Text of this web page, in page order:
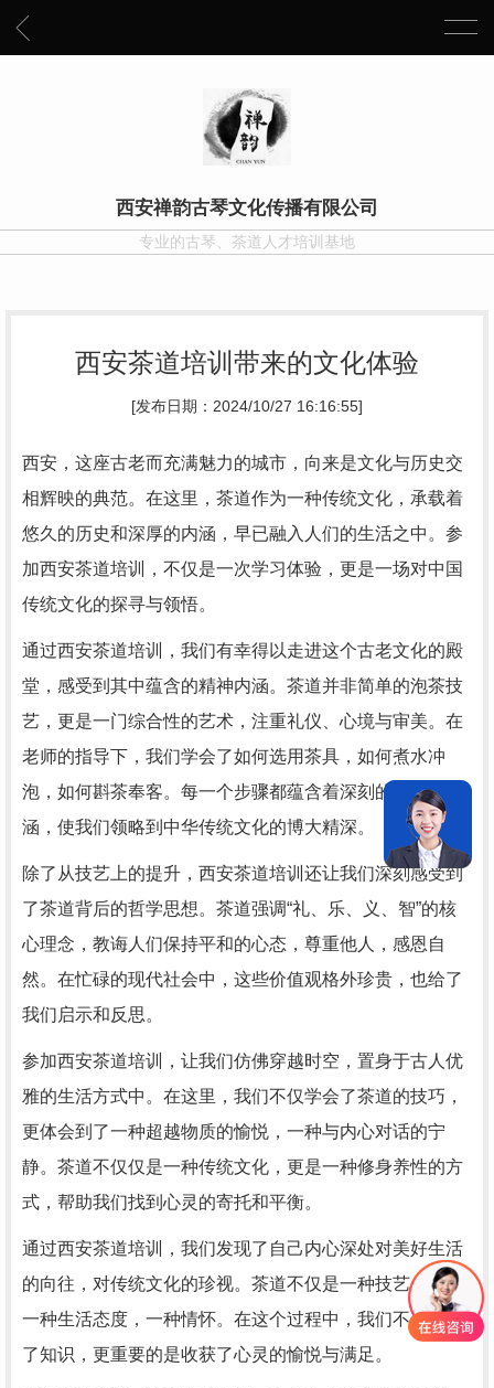
西安禅韵古琴文化传播有限公司
专业的古琴、茶道人才培训基地
西安茶道培训带来的文化体验
[发布日期：2024/10/27 16:16:55]
西安，这座古老而充满魅力的城市，向来是文化与历史交
相辉映的典范。在这里，茶道作为一种传统文化，承载着
悠久的历史和深厚的内涵，早已融入人们的生活之中。参
加西安茶道培训，不仅是一次学习体验，更是一场对中国
传统文化的探寻与领悟。
通过西安茶道培训，我们有幸得以走进这个古老文化的殿
堂，感受到其中蕴含的精神内涵。茶道并非简单的泡茶技
艺，更是一门综合性的艺术，注重礼仪、心境与审美。在
老师的指导下，我们学会了如何选用茶具，如何煮水冲
泡，如何斟茶奉客。每一个步骤都蕴含着深刻的文化内
涵，使我们领略到中华传统文化的博大精深。
除了从技艺上的提升，西安茶道培训还让我们深刻感受到
了茶道背后的哲学思想。茶道强调“礼、乐、义、智”的核
心理念，教诲人们保持平和的心态，尊重他人，感恩自
然。在忙碌的现代社会中，这些价值观格外珍贵，也给了
我们启示和反思。
参加西安茶道培训，让我们仿佛穿越时空，置身于古人优
雅的生活方式中。在这里，我们不仅学会了茶道的技巧，
更体会到了一种超越物质的愉悦，一种与内心对话的宁
静。茶道不仅仅是一种传统文化，更是一种修身养性的方
式，帮助我们找到心灵的寄托和平衡。
通过西安茶道培训，我们发现了自己内心深处对美好生活
的向往，对传统文化的珍视。茶道不仅是一种技艺，更是
一种生活态度，一种情怀。在这个过程中，我们不仅学到
了知识，更重要的是收获了心灵的愉悦与满足。